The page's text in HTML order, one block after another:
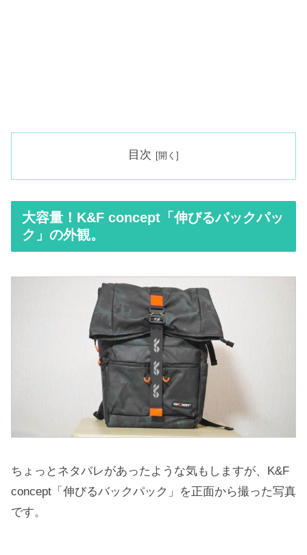
目次
大容量！K&F concept「伸びるバックパッ
ク」の外観。
ちょっとネタバレがあったような気もしますが、K&F
concept「伸びるバックパック」を正面から撮った写真
です。